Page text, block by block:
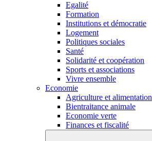
Egalité
Formation
Institutions et démocratie
Logement
Politiques sociales
Santé
Solidarité et coopération
Sports et associations
Vivre ensemble
Economie
Agriculture et alimentation
Bientraitance animale
Economie verte
Finances et fiscalité